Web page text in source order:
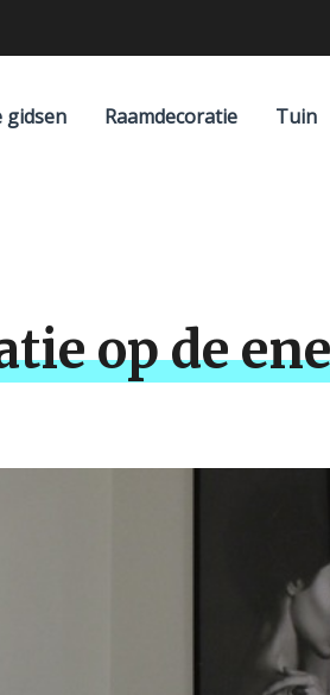
gidsen Raamdecoratie Tuin
op de